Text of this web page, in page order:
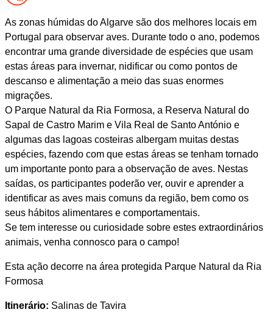
As zonas húmidas do Algarve são dos melhores locais em
Portugal para observar aves. Durante todo o ano, podemos
encontrar uma grande diversidade de espécies que usam
estas áreas para invernar, nidificar ou como pontos de
descanso e alimentação a meio das suas enormes
migrações.
O Parque Natural da Ria Formosa, a Reserva Natural do
Sapal de Castro Marim e Vila Real de Santo António e
algumas das lagoas costeiras albergam muitas destas
espécies, fazendo com que estas áreas se tenham tornado
um importante ponto para a observação de aves. Nestas
saídas, os participantes poderão ver, ouvir e aprender a
identificar as aves mais comuns da região, bem como os
seus hábitos alimentares e comportamentais.
Se tem interesse ou curiosidade sobre estes extraordinários
animais, venha connosco para o campo!
Esta ação decorre na área protegida Parque Natural da Ria
Formosa
Itinerário: Salinas de Tavira